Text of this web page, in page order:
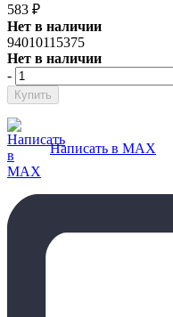
583 ₽
Нет в наличии
94010115375
Нет в наличии
-
Написать в MAX